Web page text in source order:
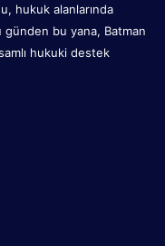
hukuk alanlarında
bu yana, Batman
hukuki destek